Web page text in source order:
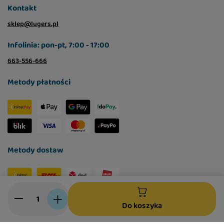
Do koszyka
jagnięcina 66% (w tym ok. 64% mięsa z mięśni i
z jagnięciny i kryla 28,8%, kryl antarktyczny 4%
(suszony 0,33%), minerały 1%, olej z łososia 0,1%,
białko surowe 10%, tłuszcz surowy 8,2%, popiół
surowy 2,6%, włókno surowe 0,5%, wilgotność
Dodatki żywieniowe/kg:
witamina D3 - 200, witamina E - 51, tauryna -
2400, cynk jako monohydrat siarczanu cynku -
Kontakt
sklep@lugers.pl
Infolinia: pon-pt, 7:00 - 17:00
663-556-666
Metody płatności
Metody dostaw
Social media